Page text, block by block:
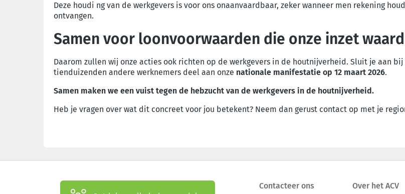
Deze houdi ng van de werkgevers is voor ons onaanvaardbaar, zeker wanneer men rekening
ontvangen.
Samen voor loonvoorwaarden die onze inzet
Daarom zullen wij onze acties ook richten op de werkgevers in de houtnijverheid. Sluit je aan bij
tienduizenden andere werknemers deel aan onze nationale manifestatie op 12 maart 2026.
Samen maken we een vuist tegen de hebzucht van de werkgevers in de houtnijverheid.
Heb je vragen over wat dit concreet voor jou betekent? Neem dan gerust contact op met je
Contacteer ons Over het ACV